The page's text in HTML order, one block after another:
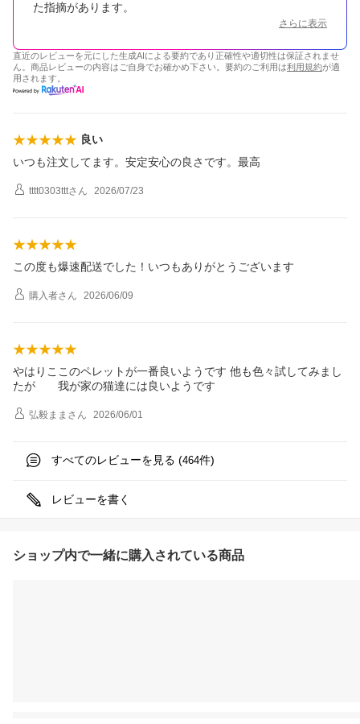
た指摘があります。
さらに表示
直近のレビューを元にした生成AIによる要約であり正確性や適切性は保証されませ
ん。商品レビューの内容はご自身でお確かめ下さい。要約のご利用は利用規約が適
用されます。
良い
いつも注文してます。安定安心の良さです。最高
tttt0303tttさん 2026/07/23
この度も爆速配送でした！いつもありがとうございます
購入者さん 2026/06/09
やはりここのペレットが一番良いようです 他も色々試してみまし
たが 我が家の猫達には良いようです
弘毅まま さん 2026/06/01
すべてのレビューを見る (464件)
レビューを書く
ショップ内で一緒に購入されている商品